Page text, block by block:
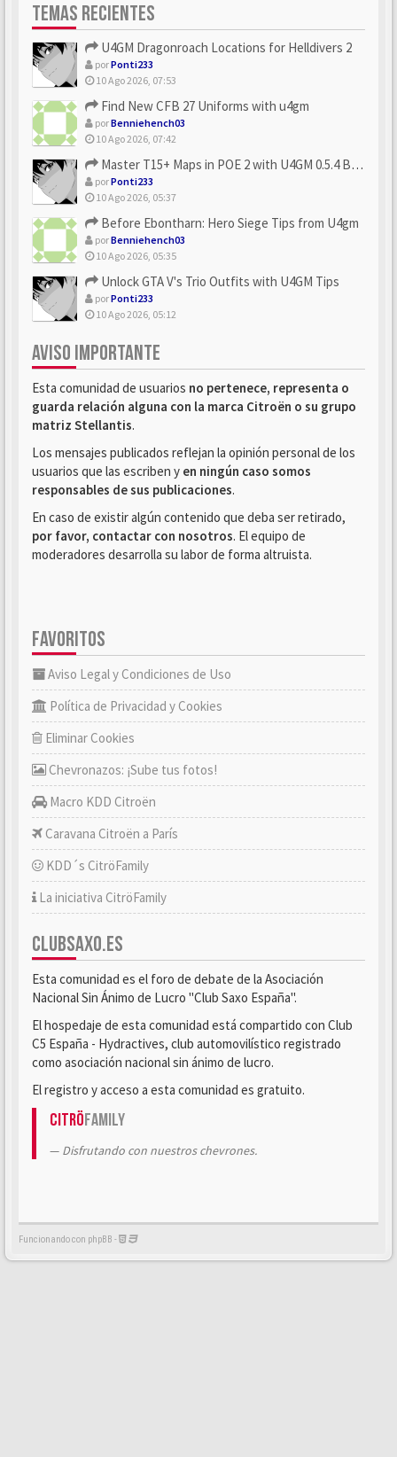
TEMAS RECIENTES
U4GM Dragonroach Locations for Helldivers 2
porPonti233
10 Ago 2026, 07:53
Find New CFB 27 Uniforms with u4gm
porBenniehench03
10 Ago 2026, 07:42
Master T15+ Maps in POE 2 with U4GM 0.5.4 Builds
porPonti233
10 Ago 2026, 05:37
Before Ebontharn: Hero Siege Tips from U4gm
porBenniehench03
10 Ago 2026, 05:35
Unlock GTA V's Trio Outfits with U4GM Tips
porPonti233
10 Ago 2026, 05:12
AVISO IMPORTANTE
Esta comunidad de usuarios no pertenece, representa o
guarda relación alguna con la marca Citroën o su grupo
matriz Stellantis.
Los mensajes publicados reflejan la opinión personal de los
usuarios que las escriben y en ningún caso somos
responsables de sus publicaciones.
En caso de existir algún contenido que deba ser retirado,
por favor, contactar con nosotros. El equipo de
moderadores desarrolla su labor de forma altruista.
FAVORITOS
Aviso Legal y Condiciones de Uso
Política de Privacidad y Cookies
Eliminar Cookies
Chevronazos: ¡Sube tus fotos!
Macro KDD Citroën
Caravana Citroën a París
KDD´s CitröFamily
La iniciativa CitröFamily
CLUBSAXO.ES
Esta comunidad es el foro de debate de la Asociación
Nacional Sin Ánimo de Lucro "Club Saxo España".
El hospedaje de esta comunidad está compartido con Club
C5 España - Hydractives, club automovilístico registrado
como asociación nacional sin ánimo de lucro.
El registro y acceso a esta comunidad es gratuito.
CitröFamily
Disfrutando con nuestros chevrones.
Funcionando con phpBB -